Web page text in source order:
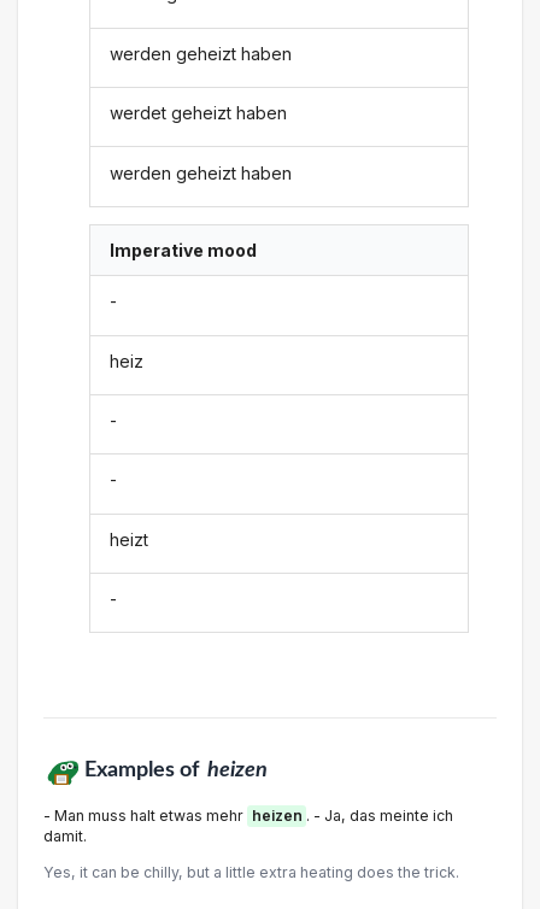
werden geheizt haben
werdet geheizt haben
werden geheizt haben
Imperative mood
-
heiz
-
-
heizt
-
Examples of heizen
- Man muss halt etwas mehr heizen . - Ja, das meinte ich
damit.
Yes, it can be chilly, but a little extra heating does the trick.